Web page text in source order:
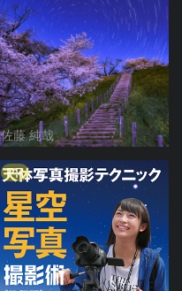
佐藤 純哉
PR